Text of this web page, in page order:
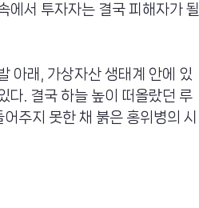
에서 투자자는 결국 피해자가 될
아래, 가상자산 생태계 안에 있
다. 결국 하늘 높이 떠올랐던 루
주지 못한 채 붉은 홍위병의 시